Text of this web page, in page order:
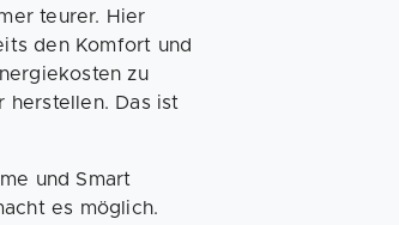
teurer. Hier
den Komfort und
zu
herstellen. Das ist
und Smart
es möglich.